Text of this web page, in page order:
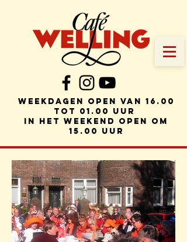
weekdagen Open van 16.00
tot 01.00 uur
in het weekend open om
15.00 uur